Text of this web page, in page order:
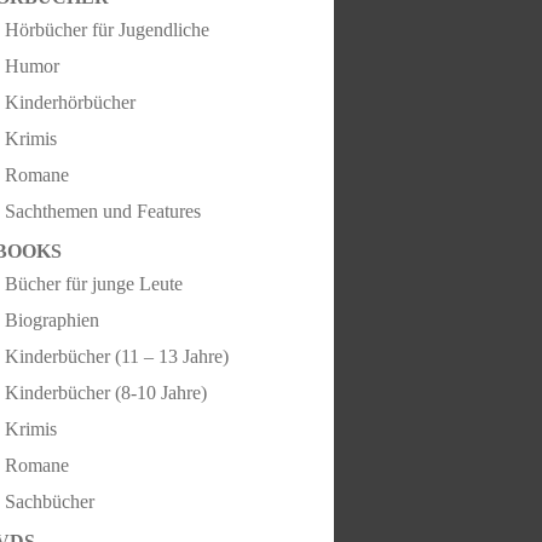
Hörbücher für Jugendliche
Humor
Kinderhörbücher
Krimis
Romane
Sachthemen und Features
Bücher für junge Leute
Biographien
Kinderbücher (11 – 13 Jahre)
Kinderbücher (8-10 Jahre)
Krimis
Romane
Sachbücher